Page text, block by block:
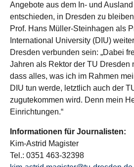
Angebote aus dem In- und
entschieden, in Dresden zu
Prof. Hans Müller-Steinhagen als
International University (DIU)
Dresden verbunden sein: „Dabei
Jahren als Rektor der TU Dresden
dass alles, was ich im Rahmen
DIU tun werde, letztlich auch der
zugutekommen wird. Denn mein
Einrichtungen.“
Informationen für Journalisten:
Kim-Astrid Magister
Tel.: 0351 463-32398